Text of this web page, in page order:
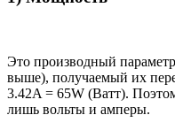
Это производный
выше), получаемый их
3.42A = 65W (Ватт).
лишь вольты и амперы.